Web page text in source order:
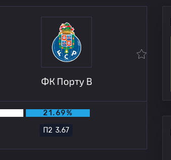
ФК Порту B
21.69%
П23.67
Футбольный клуб "Лузитания
ФК Порту B